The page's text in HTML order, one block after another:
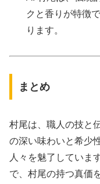
クと香りが特徴
ります。
まとめ
村尾は、職人の技と
の深い味わいと希少
人々を魅了していま
で、村尾の持つ真価